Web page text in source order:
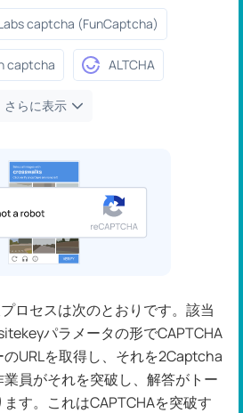
captcha (FunCaptcha)
captcha ALTCHA
さらに表示
ロセスは次のとおりです。該当
パラメータの形でCAPTCHA
URLを取得し、それを2Captcha
員がそれを突破し、解答がトー
す。これはCAPTCHAを突破す